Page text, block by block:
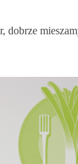
dobrze